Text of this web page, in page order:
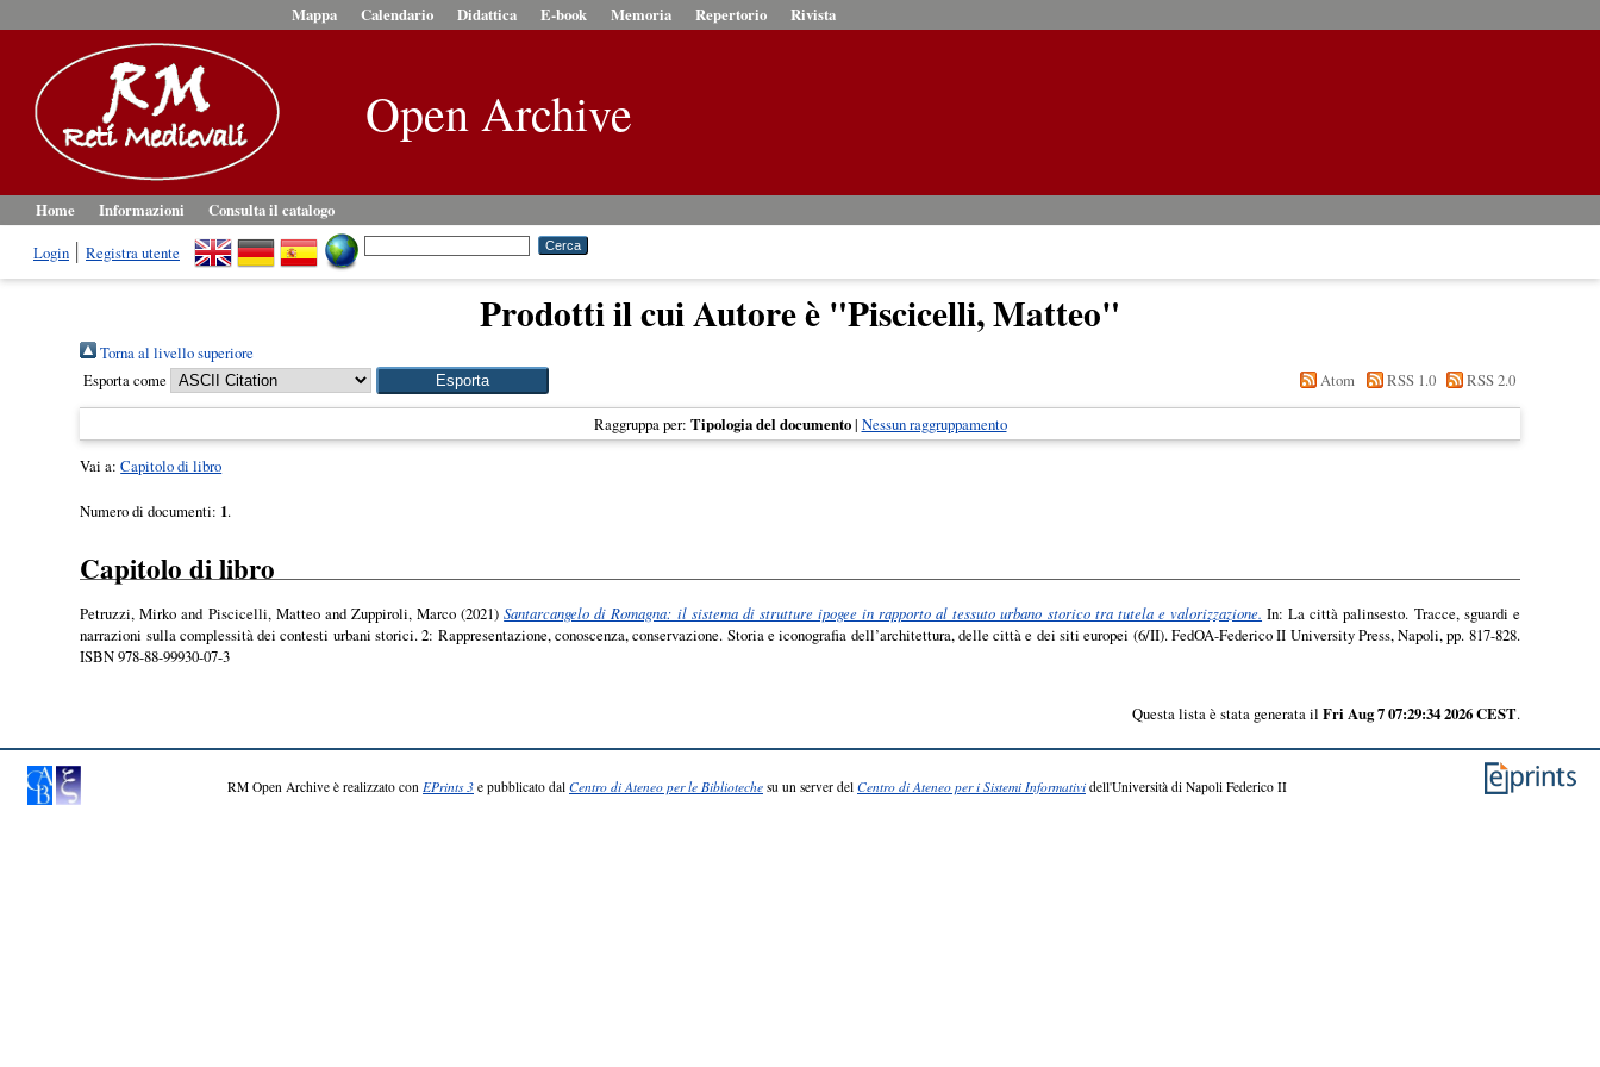
Mappa Calendario Didattica E-book Memoria Repertorio Rivista
Open Archive
Home Informazioni
Consulta il catalogo
Login
Registra utente
Prodotti il cui Autore è "Piscicelli, Matteo"
Torna al livello superiore
Esporta come
Atom RSS 1.0 RSS 2.0
Raggruppa per: Tipologia del documento| Nessun raggruppamento
Vai a:Capitolo di libro
Numero di documenti: 1.
Capitolo di libro
Petruzzi, Mirko and Piscicelli, Matteoand Zuppiroli, Marco(2021)Santarcangelo di Romagna: il sistema di strutture ipogee in rapporto al tessuto urbano storico tra tutela e valorizzazione. In: La città palinsesto. Tracce, sguardi e
narrazioni sulla complessità dei contesti urbani storici. 2: Rappresentazione, conoscenza, conservazione. Storia e iconografia dell’architettura, delle città e dei siti europei (6/II). FedOA-Federico II University Press, Napoli, pp. 817-828.
ISBN 978-88-99930-07-3
Questa lista è stata generata il Fri Aug 7 07:29:34 2026 CEST.
RM Open Archive è realizzato con EPrints 3 e pubblicato dal Centro di Ateneo per le Biblioteche su un server del Centro di Ateneo per i Sistemi Informativi dell'Università di Napoli Federico II